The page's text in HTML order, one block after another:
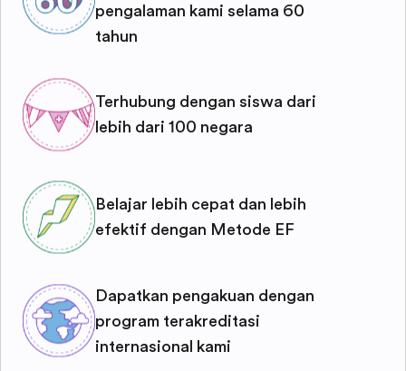
pengalaman kami selama 60
tahun
Terhubung dengan siswa dari
lebih dari 100 negara
Belajar lebih cepat dan lebih
efektif dengan Metode EF
Dapatkan pengakuan dengan
program terakreditasi
internasional kami